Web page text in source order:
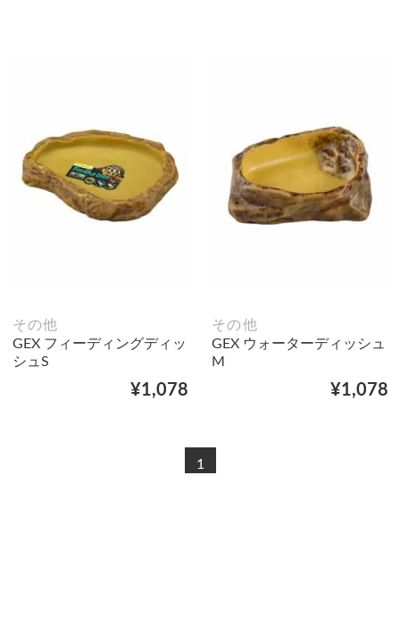
その他
GEX フィーディングディッ
シュS
¥1,078
その他
GEX ウォーターディッシュ
M
¥1,078
1